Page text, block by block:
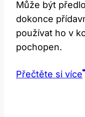
Může být
dokonce
používat ho v
pochopen.
Přečtěte si více